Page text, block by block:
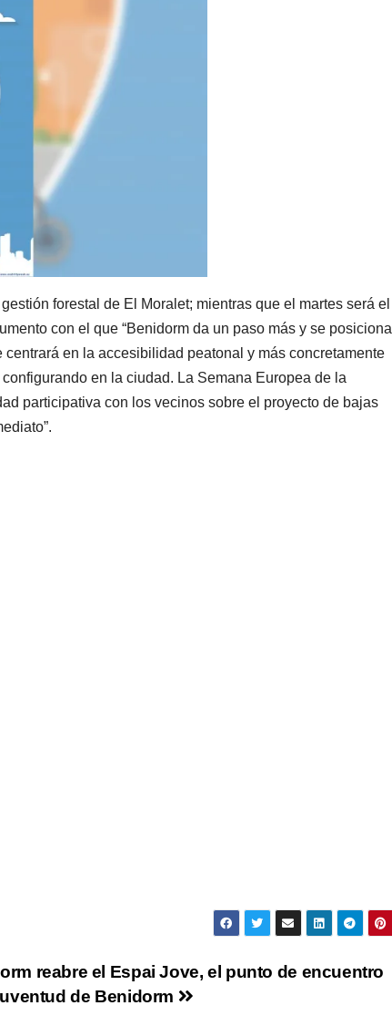
forestal de El Moralet; mientras que el martes será el
con el que “Benidorm da un paso más y se posiciona
en la accesibilidad peatonal y más concretamente
en la ciudad. La Semana Europea de la
participativa con los vecinos sobre el proyecto de bajas
reabre el Espai Jove, el punto de encuentro
de Benidorm